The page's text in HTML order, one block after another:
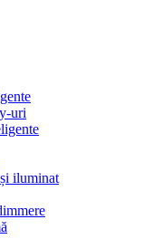
uri
iluminat